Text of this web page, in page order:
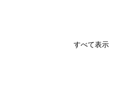
すべて表示